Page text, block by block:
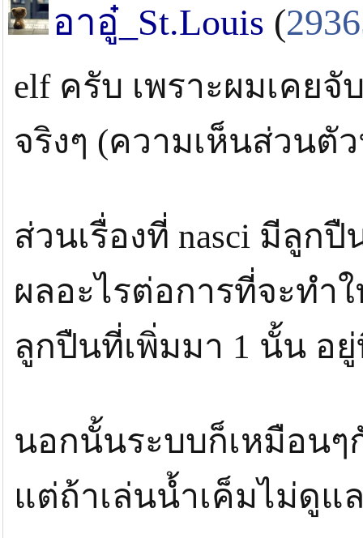
อาอู๋_St.Louis (
elf ครับ เพราะผมเคย
จริงๆ (ความเห็นส่วนตั
ส่วนเรื่องที่ nasci มีลูก
ผลอะไรต่อการที่จะทำ
ลูกปืนที่เพิ่มมา 1 นั้น อยู่
นอกนั้นระบบก็เหมือนๆ
แต่ถ้าเล่นน้ำเค็มไม่ดู